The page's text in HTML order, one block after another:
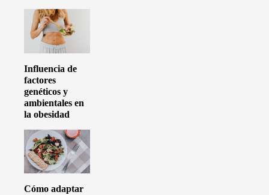
Influencia de
factores
genéticos y
ambientales en
la obesidad
Cómo adaptar